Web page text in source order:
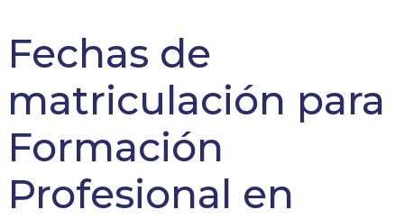
Fechas de
matriculación para
Formación
Profesional en